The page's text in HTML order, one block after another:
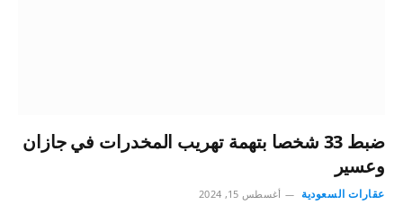
ضبط 33 شخصا بتهمة تهريب المخدرات في جازان
وعسير
عقارات السعودية أغسطس 15, 2024